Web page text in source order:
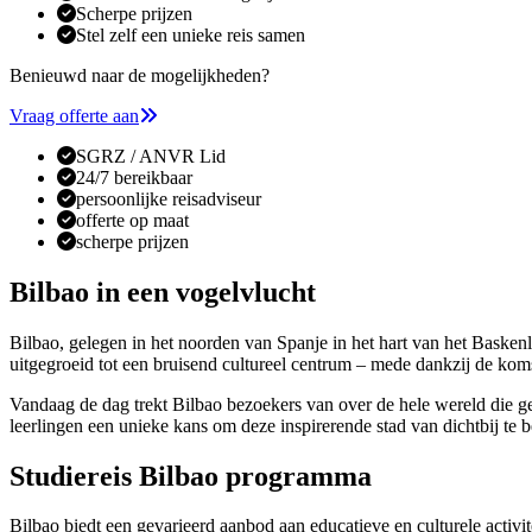
Scherpe prijzen
Stel zelf een unieke reis samen
Benieuwd naar de mogelijkheden?
Vraag offerte aan
SGRZ / ANVR Lid
24/7 bereikbaar
persoonlijke reisadviseur
offerte op maat
scherpe prijzen
Bilbao in een vogelvlucht
Bilbao, gelegen in het noorden van Spanje in het hart van het
uitgegroeid tot een bruisend cultureel centrum – mede dankzij de
Vandaag de dag trekt Bilbao bezoekers van over de hele wereld die
leerlingen een unieke kans om deze inspirerende stad van dichtbij te
Studiereis Bilbao programma
Bilbao biedt een gevarieerd aanbod aan educatieve en culturele